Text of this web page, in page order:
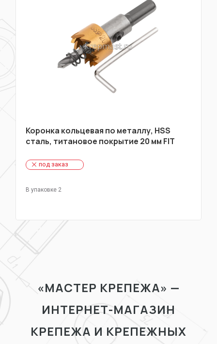
Коронка кольцевая по металлу, HSS
сталь, титановое покрытие 20 мм FIT
под заказ
В упаковке 2
«МАСТЕР КРЕПЕЖА» —
ИНТЕРНЕТ-МАГАЗИН
КРЕПЕЖА И КРЕПЕЖНЫХ